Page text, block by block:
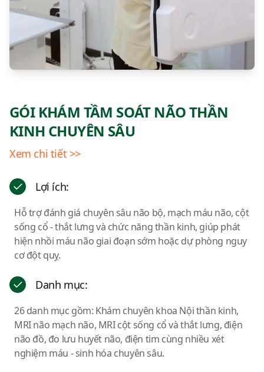
GÓI KHÁM TẦM SOÁT NÃO THẦN
KINH CHUYÊN SÂU
Xem chi tiết >>
Lợi ích:
Hỗ trợ đánh giá chuyên sâu não bộ, mạch máu não, cột
sống cổ - thắt lưng và chức năng thần kinh, giúp phát
hiện nhồi máu não giai đoạn sớm hoặc dự phòng nguy
cơ đột quỵ.
Danh mục:
26 danh mục gồm: Khám chuyên khoa Nội thần kinh,
MRI não mạch não, MRI cột sống cổ và thắt lưng, điện
não đồ, đo lưu huyết não, điện tim cùng nhiều xét
nghiệm máu - sinh hóa chuyên sâu.